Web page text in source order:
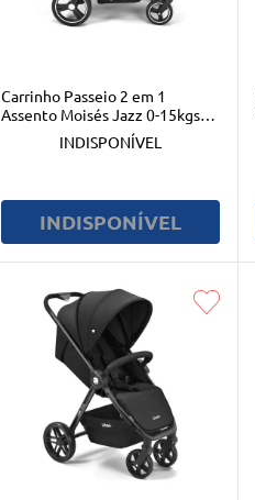
Carrinho Passeio 2 em 1
Assento Moisés Jazz 0-15kgs
Preto Fisher-Price - BB430
INDISPONÍVEL
INDISPONÍVEL